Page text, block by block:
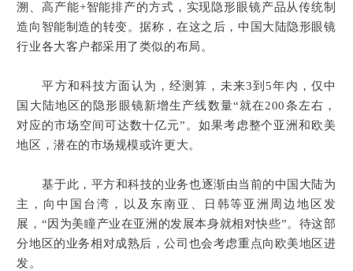
溯、高产能+智能排产的方式，实现隐形眼镜产品从传统制
造向智能制造的转变。据称，在这之后，中国大陆隐形眼镜
行业各大客户都采用了类似的布局。
平方和科技方面认为，经测算，未来3到5年内，仅中
国大陆地区的隐形眼镜新增生产线数量“就在200条左右，
对应的市场空间可达数十亿元”。如果考虑整个亚洲和欧美
地区，潜在的市场规模或许更大。
基于此，平方和科技的业务也逐渐由当前的中国大陆为
主，向中国台湾，以及东南亚、日韩等亚洲周边地区发
展，“因为美瞳产业在亚洲的发展本身就相对快些”。待这部
分地区的业务相对成熟后，公司也会考虑重点向欧美地区进
发。